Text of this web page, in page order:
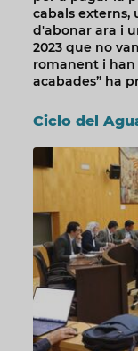
cabals externs,
d'abonar ara i
2023 que no
romanent i han
acabades” ha
Ciclo del